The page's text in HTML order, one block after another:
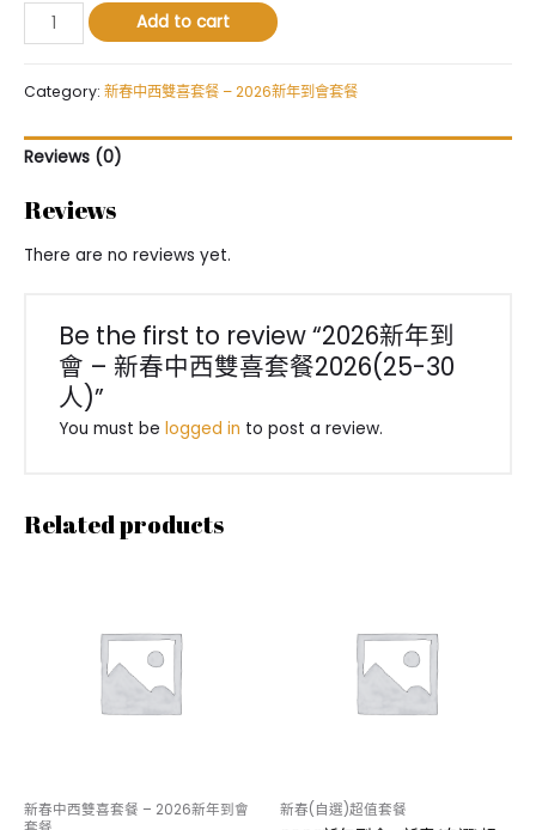
2026
新
到
-
新
中
雙
2026(25-
quantity
Add to cart
Category: 新春中西雙喜套餐 – 2026新年到會套餐
Reviews (0)
Reviews
There are no reviews yet.
Be the first to review “2026新年到
會 – 新春中西雙喜套餐2026(25-30
人)”
You must belogged in to post a review.
Related products
新春中西雙喜套餐 – 2026新年到會
新春(自選)超值套餐